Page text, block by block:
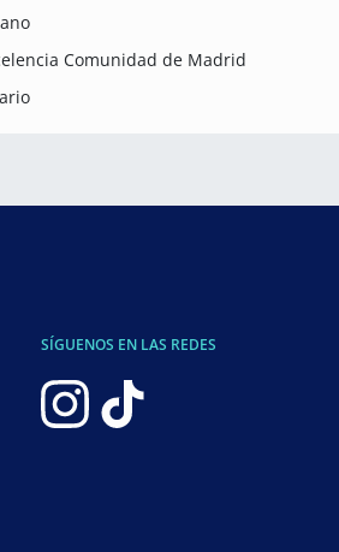
Comunidad de Madrid
SÍGUENOS EN LAS REDES